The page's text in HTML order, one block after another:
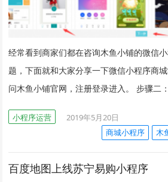
经常看到商家们都在咨询木鱼小铺的微信
题，下面就和大家分享一下微信小程序商
问木鱼小铺官网，注册登录进入。 步骤二
小程序运营
2019年5月20日
商城小程序
木
百度地图上线苏宁易购小程序